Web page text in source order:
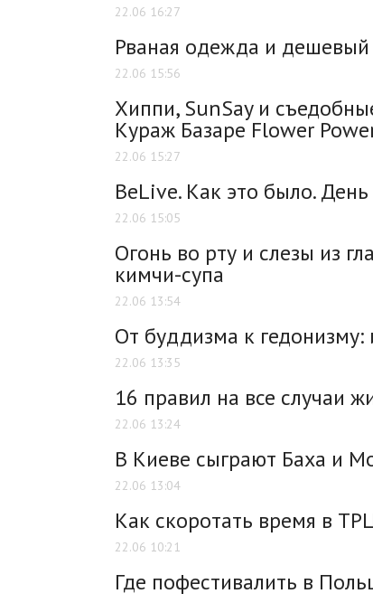
22.06 16:27
Рваная одежда и
22.06 15:56
Хиппи, SunSay и
Кураж Базаре Flower
22.06 15:27
BeLive. Как это было.
22.06 15:05
Огонь во рту и слезы из
кимчи-супа
22.06 13:54
От буддизма к
22.06 13:35
16 правил на все случаи
22.06 13:24
В Киеве сыграют Баха и
22.06 13:04
Как скоротать время в
22.06 10:21
Где пофестивалить в